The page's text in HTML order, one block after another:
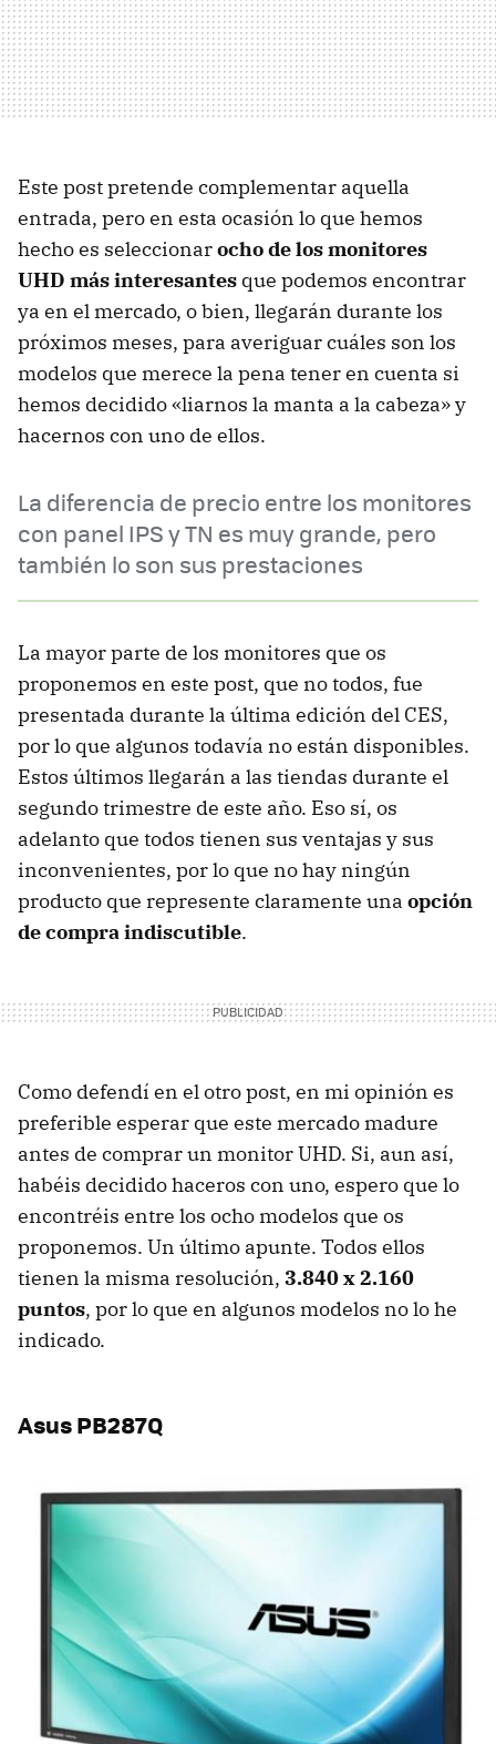
Este post pretende complementar aquella
entrada, pero en esta ocasión lo que hemos
hecho es seleccionarocho de los monitores
UHD más interesantes que podemos encontrar
ya en el mercado, o bien, llegarán durante los
próximos meses, para averiguar cuáles son los
modelos que merece la pena tener en cuenta si
hemos decidido «liarnos la manta a la cabeza» y
hacernos con uno de ellos.
La diferencia de precio entre los monitores
con panel IPS y TN es muy grande, pero
también lo son sus prestaciones
La mayor parte de los monitores que os
proponemos en este post, que no todos, fue
presentada durante la última edición del CES,
por lo que algunos todavía no están disponibles.
Estos últimos llegarán a las tiendas durante el
segundo trimestre de este año. Eso sí, os
adelanto que todos tienen sus ventajas y sus
inconvenientes, por lo que no hay ningún
producto que represente claramente una opción
de compra indiscutible.
Como defendí en el otro post, en mi opinión es
preferible esperar que este mercado madure
antes de comprar un monitor UHD. Si, aun así,
habéis decidido haceros con uno, espero que lo
encontréis entre los ocho modelos que os
proponemos. Un último apunte. Todos ellos
tienen la misma resolución, 3.840 x 2.160
puntos, por lo que en algunos modelos no lo he
indicado.
Asus PB287Q